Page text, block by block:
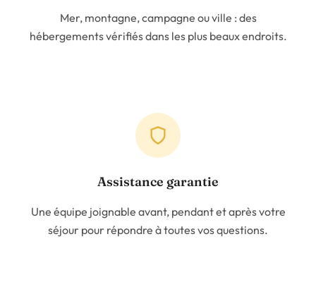
Mer, montagne, campagne ou ville : des
hébergements vérifiés dans les plus beaux endroits.
Assistance garantie
Une équipe joignable avant, pendant et après votre
séjour pour répondre à toutes vos questions.